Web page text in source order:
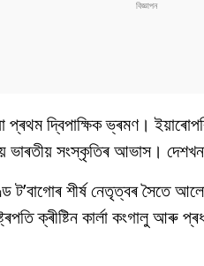
প্ৰথম দ্বিপাক্ষিক ভ্ৰমণ।
ভাৰতীয় সংস্কৃতিৰ আভাস।
ট’বাগোৰ শীৰ্ষ নেতৃত্বৰ সৈতে
ক্ৰীষ্টিন কাৰ্লা কংগালু আৰু